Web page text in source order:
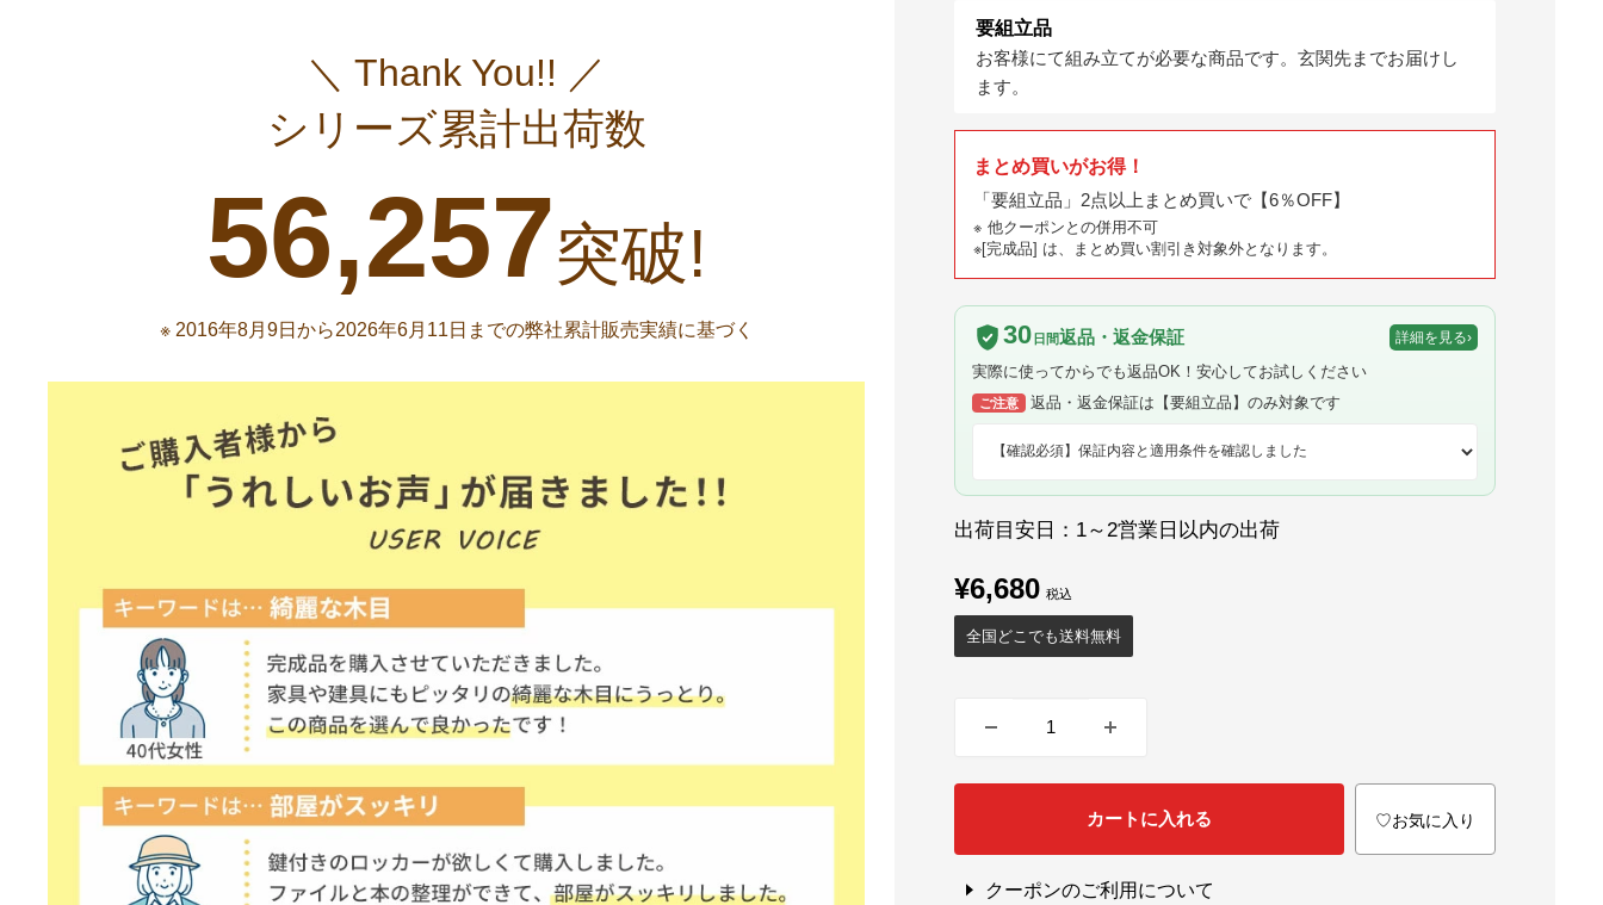
要組立品
お客様にて組み立てが必要な商品です。玄関先までお届けし
ます。
まとめ買いがお得！
「要組立品」2点以上まとめ買いで【6％OFF】
※ 他クーポンとの併用不可
※[完成品] は、まとめ買い割引き対象外となります。
30 日間返品・返金保証 詳細を見る›
実際に使ってからでも返品OK！安心してお試しください
ご注意 返品・返金保証は【要組立品】のみ対象です
出荷目安日：1～2営業日以内の出荷
販
売
価
¥6,680
全国どこでも送料無料
カートに入れる ♡お気に入り
クーポンのご利用について
＼ Thank You!! ／
シリーズ累計出荷数
56,257突破!
※ 2016年8月9日から2026年6月11日までの弊社累計販売実績に基づく